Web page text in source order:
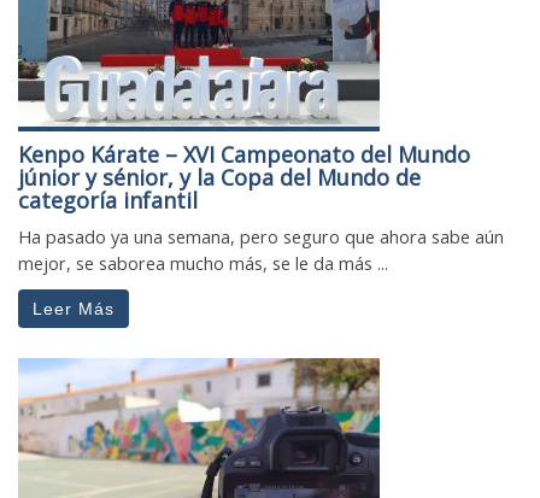
Kenpo Kárate – XVI Campeonato del Mundo
júnior y sénior, y la Copa del Mundo de
categoría infantil
Ha pasado ya una semana, pero seguro que ahora sabe aún
mejor, se saborea mucho más, se le da más ...
Leer Más